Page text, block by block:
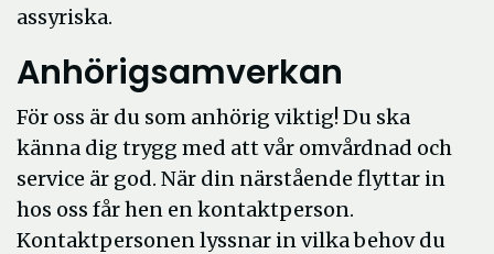
assyriska.
Anhörigsamverkan
För oss är du som anhörig viktig! Du ska
känna dig trygg med att vår omvårdnad och
service är god. När din närstående flyttar in
hos oss får hen en kontaktperson.
Kontaktpersonen lyssnar in vilka behov du